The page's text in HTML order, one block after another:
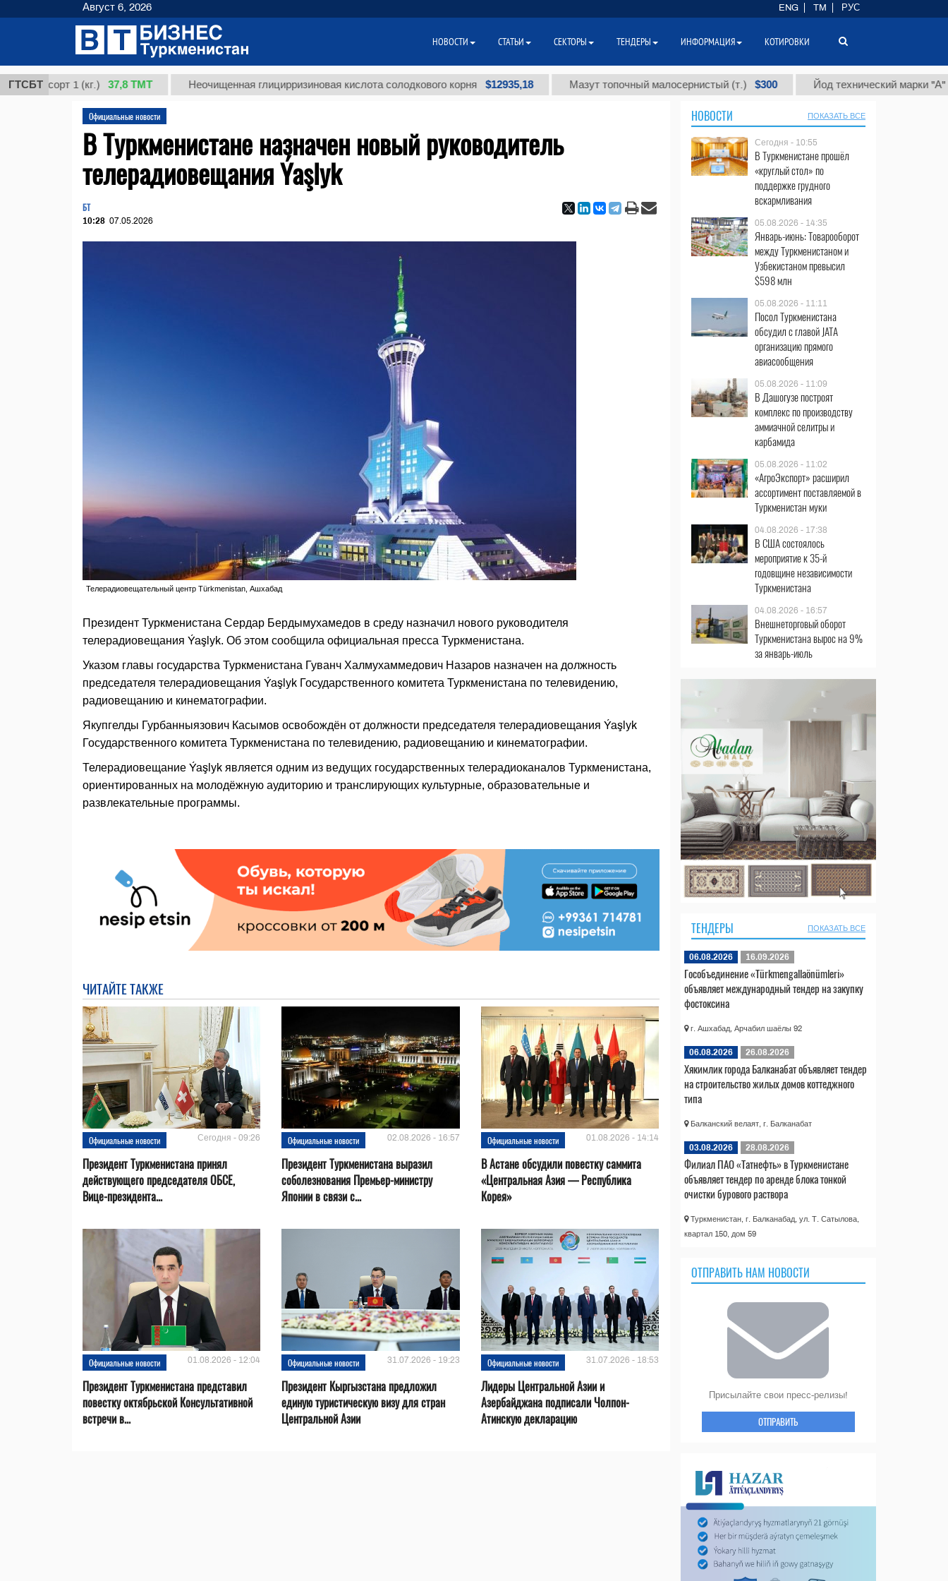
ГТСБТ
сорт 1 (кг.) 37,8 ТМТ Неочищенная глицирризиновая кислота солодкового корня $12935,18 Мазут топочный малосернистый (т.) $300 Йод технический марки "А" (т.)
Официальные новости
В Туркменистане назначен новый руководитель
телерадиовещания Ýaşlyk
БТ
10:28 07.05.2026
Телерадиовещательный центр Türkmenistan, Ашхабад
Президент Туркменистана Сердар Бердымухамедов в среду назначил нового руководителя
телерадиовещания Ýaşlyk. Об этом сообщила официальная пресса Туркменистана.
Указом главы государства Туркменистана Гуванч Халмухаммедович Назаров назначен на должность
председателя телерадиовещания Ýaşlyk Государственного комитета Туркменистана по телевидению,
радиовещанию и кинематографии.
Якупгелды Гурбанныязович Касымов освобождён от должности председателя телерадиовещания Ýaşlyk
Государственного комитета Туркменистана по телевидению, радиовещанию и кинематографии.
Телерадиовещание Ýaşlyk является одним из ведущих государственных телерадиоканалов Туркменистана,
ориентированных на молодёжную аудиторию и транслирующих культурные, образовательные и
развлекательные программы.
ЧИТАЙТЕ ТАКЖЕ
Официальные новости Сегодня - 09:26
Президент Туркменистана принял
действующего председателя ОБСЕ,
Вице-президента...
Официальные новости 02.08.2026 - 16:57
Президент Туркменистана выразил
соболезнования Премьер-министру
Японии в связи с...
Официальные новости 01.08.2026 - 14:14
В Астане обсудили повестку саммита
«Центральная Азия — Республика
Корея»
Официальные новости 01.08.2026 - 12:04
Президент Туркменистана представил
повестку октябрьской Консультативной
встречи в...
Официальные новости 31.07.2026 - 19:23
Президент Кыргызстана предложил
единую туристическую визу для стран
Центральной Азии
Официальные новости 31.07.2026 - 18:53
Лидеры Центральной Азии и
Азербайджана подписали Чолпон-
Атинскую декларацию
НОВОСТИ ПОКАЗАТЬ ВСЕ
Сегодня - 10:55
В Туркменистане прошёл
«круглый стол» по
поддержке грудного
вскармливания
05.08.2026 - 14:35
Январь-июнь: Товарооборот
между Туркменистаном и
Узбекистаном превысил
$598 млн
05.08.2026 - 11:11
Посол Туркменистана
обсудил с главой JATA
организацию прямого
авиасообщения
05.08.2026 - 11:09
В Дашогузе построят
комплекс по производству
аммиачной селитры и
карбамида
05.08.2026 - 11:02
«АгроЭкспорт» расширил
ассортимент поставляемой в
Туркменистан муки
04.08.2026 - 17:38
В США состоялось
мероприятие к 35-й
годовщине независимости
Туркменистана
04.08.2026 - 16:57
Внешнеторговый оборот
Туркменистана вырос на 9%
за январь-июль
ТЕНДЕРЫ ПОКАЗАТЬ ВСЕ
06.08.2026 16.09.2026
Гособъединение «Türkmengallaönümleri»
объявляет международный тендер на закупку
фостоксина
г. Ашхабад, Арчабил шаёлы 92
06.08.2026 26.08.2026
Хякимлик города Балканабат объявляет тендер
на строительство жилых домов коттеджного
типа
Балканский велаят, г. Балканабат
03.08.2026 28.08.2026
Филиал ПАО «Татнефть» в Туркменистане
объявляет тендер по аренде блока тонкой
очистки бурового раствора
Туркменистан, г. Балканабад, ул. Т. Сатылова,
квартал 150, дом 59
ОТПРАВИТЬ НАМ НОВОСТИ
Присылайте свои пресс-релизы!
ОТПРАВИТЬ
Август 6, 2026 ENG TM РУС
НОВОСТИ СТАТЬИ СЕКТОРЫ ТЕНДЕРЫ ИНФОРМАЦИЯ КОТИРОВКИ